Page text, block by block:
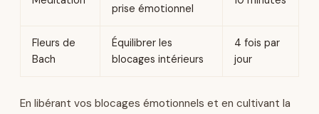
prise émotionnel
Fleurs de
Bach
Équilibrer les
blocages intérieurs
4 fois par
jour
En libérant vos blocages émotionnels et en cultivant la